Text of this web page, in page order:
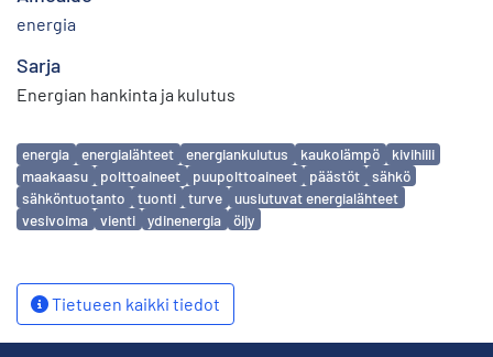
energia
Sarja
Energian hankinta ja kulutus
Avainsanat
energia energialähteet energiankulutus kaukolämpö
kivihiili
maakaasu
polttoaineet puupolttoaineet päästöt
sähkö
sähköntuotanto
tuonti turve
uusiutuvat energialähteet
vesivoima
vienti ydinenergia öljy
Tietueen kaikki tiedot